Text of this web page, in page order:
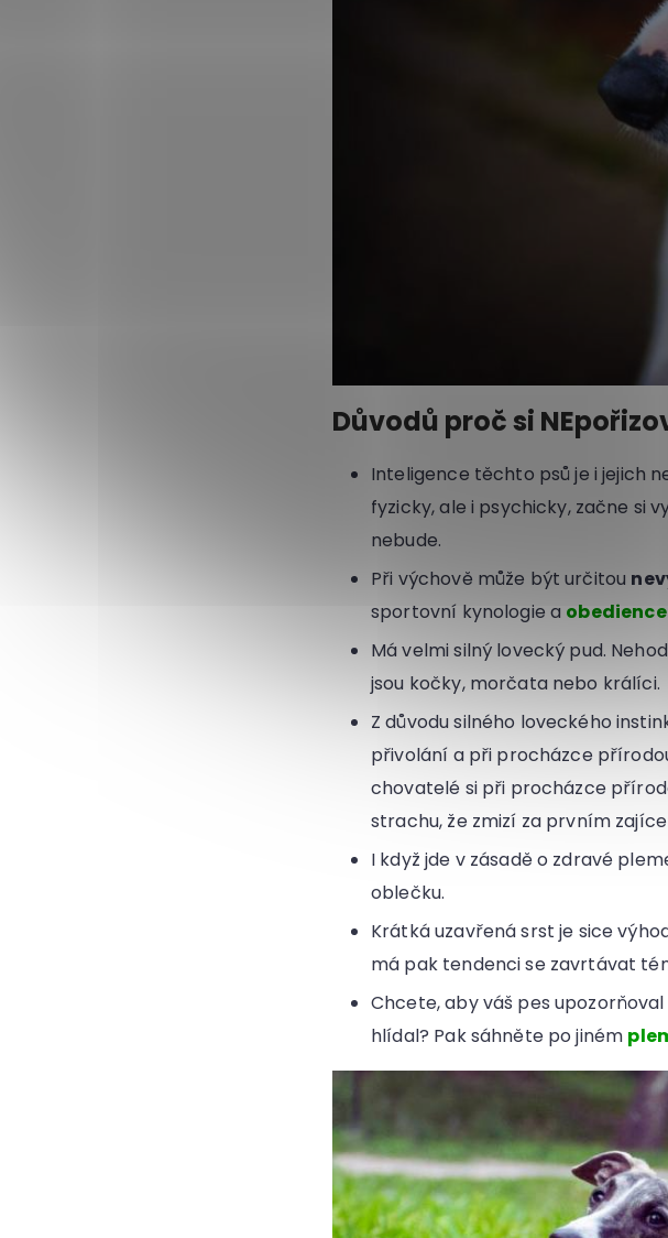
Důvodů proč si
Inteligence těchto psů je i jejich
fyzicky, ale i psychicky, začne si
nebude.
Při výchově může být určitou
sportovní kynologie a obedience
Má velmi silný lovecký pud.
jsou kočky, morčata nebo králíci.
Z důvodu silného loveckého
přivolání a při procházce
chovatelé si při procházce
strachu, že zmizí za prvním
I když jde v zásadě o zdravé
oblečku.
Krátká uzavřená srst je sice
má pak tendenci se zavrtávat
Chcete, aby váš pes
hlídal? Pak sáhněte po jiném